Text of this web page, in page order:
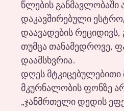
წლების
დაკავშირებული
დაავადების
თუმცა თანამედროვე,
დაამსხვრია.
დღეს მტკიცებულებითი
მკურნალობის ფონზე არ
„ჯანმრთელი დედის